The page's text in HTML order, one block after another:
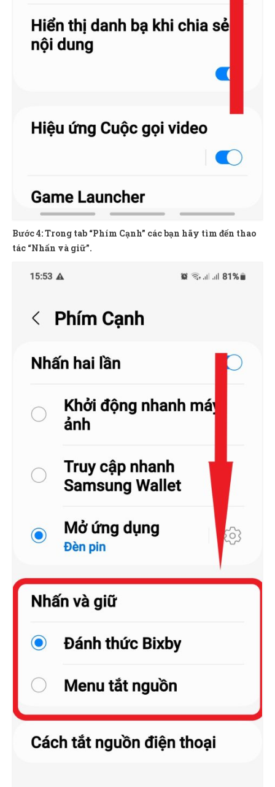
Bước 4: Trong tab “Phím Cạnh” các bạn hãy tìm đến thao
tác “Nhấn và giữ”.